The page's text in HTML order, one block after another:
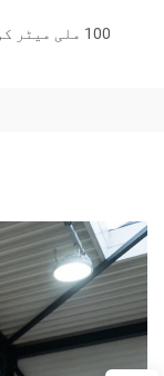
100 ملی میٹر کور ڈرل